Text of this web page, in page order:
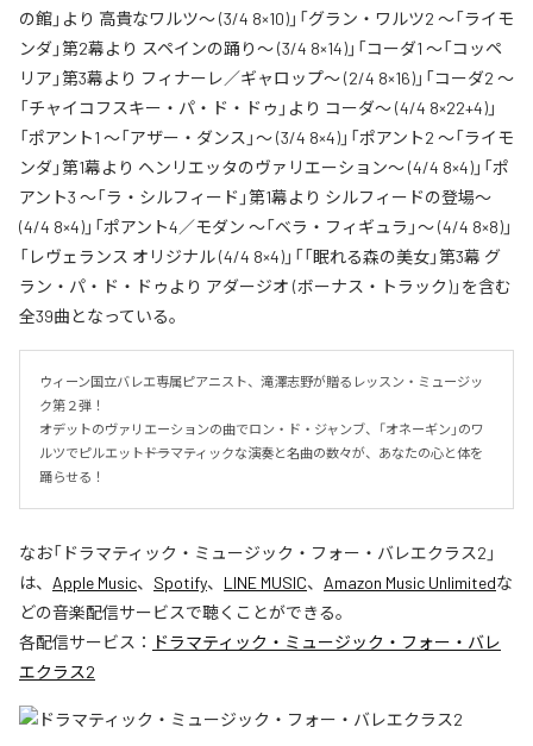
の館」より 高貴なワルツ～ (3/4 8×10)」「グラン・ワルツ2 ～「ライモ
ンダ」第2幕より スペインの踊り～ (3/4 8×14)」「コーダ1 ～「コッペ
リア」第3幕より フィナーレ／ギャロップ～ (2/4 8×16)」「コーダ2 ～
「チャイコフスキー・パ・ド・ドゥ」より コーダ～ (4/4 8×22+4)」
「ポアント1 ～「アザー・ダンス」～ (3/4 8×4)」「ポアント2 ～「ライモ
ンダ」第1幕より ヘンリエッタのヴァリエーション～ (4/4 8×4)」「ポ
アント3 ～「ラ・シルフィード」第1幕より シルフィードの登場～
(4/4 8×4)」「ポアント4／モダン ～「ベラ・フィギュラ」～ (4/4 8×8)」
「レヴェランス オリジナル (4/4 8×4)」「「眠れる森の美女」第3幕 グ
ラン・パ・ド・ドゥより アダージオ (ボーナス・トラック)」を含む
全39曲となっている。
ウィーン国立バレエ専属ピアニスト、滝澤志野が贈るレッスン・ミュージッ
ク第２弾！
オデットのヴァリエーションの曲でロン・ド・ジャンブ、「オネーギン」のワ
ルツでピルエット――ドラマティックな演奏と名曲の数々が、あなたの心と体を
踊らせる！
なお「 ドラマティック・ミュージック・フォー・バレエクラス2 」
は、 Apple Music、 Spotify、 LINE MUSIC、 Amazon Music Unlimitedな
どの音楽配信サービスで聴くことができる。
各配信サービス： ドラマティック・ミュージック・フォー・バレ
エクラス2